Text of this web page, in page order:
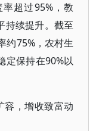
超过95%，教
持续提升。截至
约75%，农村生
定保持在90%以
容，增收致富动